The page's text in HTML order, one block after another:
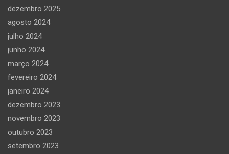
dezembro 2025
agosto 2024
julho 2024
junho 2024
março 2024
fevereiro 2024
janeiro 2024
dezembro 2023
novembro 2023
outubro 2023
setembro 2023